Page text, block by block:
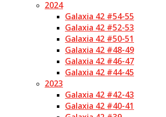
2024
Galaxia 42 #54-55
Galaxia 42 #52-53
Galaxia 42 #50-51
Galaxia 42 #48-49
Galaxia 42 #46-47
Galaxia 42 #44-45
2023
Galaxia 42 #42-43
Galaxia 42 #40-41